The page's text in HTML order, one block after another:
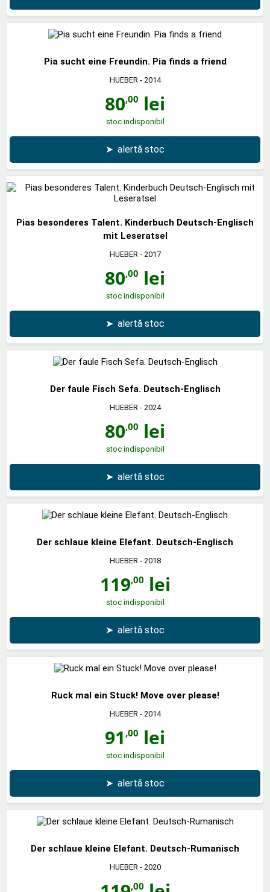
Pia sucht eine Freundin. Pia finds a friend
HUEBER - 2014
80,00 lei
stoc indisponibil
➤ alertă stoc
Pias besonderes Talent. Kinderbuch Deutsch-Englisch
mit Leseratsel
HUEBER - 2017
80,00 lei
stoc indisponibil
➤ alertă stoc
Der faule Fisch Sefa. Deutsch-Englisch
HUEBER - 2024
80,00 lei
stoc indisponibil
➤ alertă stoc
Der schlaue kleine Elefant. Deutsch-Englisch
HUEBER - 2018
119,00 lei
stoc indisponibil
➤ alertă stoc
Ruck mal ein Stuck! Move over please!
HUEBER - 2014
91 ,00 lei
stoc indisponibil
➤ alertă stoc
Der schlaue kleine Elefant. Deutsch-Rumanisch
HUEBER - 2020
,00